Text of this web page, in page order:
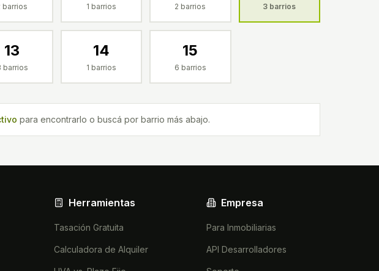
barrios 1 barrios 2 barrios 3 barrios
13
barrios
14
1 barrios
15
6 barrios
para encontrarlo o buscá por barrio más abajo.
Herramientas
Tasación Gratuita
Calculadora de Alquiler
Empresa
Para Inmobiliarias
API Desarrolladores